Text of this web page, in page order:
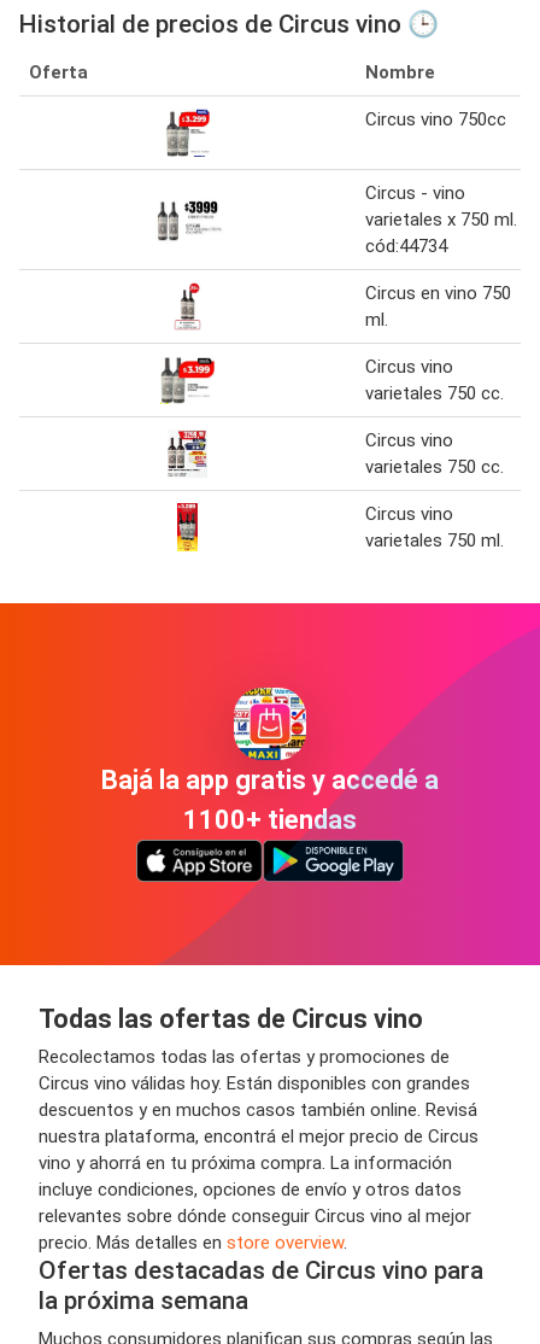
Historial de precios de Circus vino 🕒
Oferta Nombre
Circus vino 750cc
Circus - vino
varietales x 750 ml.
cód:44734
Circus en vino 750
ml.
Circus vino
varietales 750 cc.
Circus vino
varietales 750 cc.
Circus vino
varietales 750 ml.
Bajá la app gratis y accedé a
1100+ tiendas
Todas las ofertas de Circus vino
Recolectamos todas las ofertas y promociones de
Circus vino válidas hoy. Están disponibles con grandes
descuentos y en muchos casos también online. Revisá
nuestra plataforma, encontrá el mejor precio de Circus
vino y ahorrá en tu próxima compra. La información
incluye condiciones, opciones de envío y otros datos
relevantes sobre dónde conseguir Circus vino al mejor
precio. Más detalles en store overview.
Ofertas destacadas de Circus vino para
la próxima semana
Muchos consumidores planifican sus compras según las